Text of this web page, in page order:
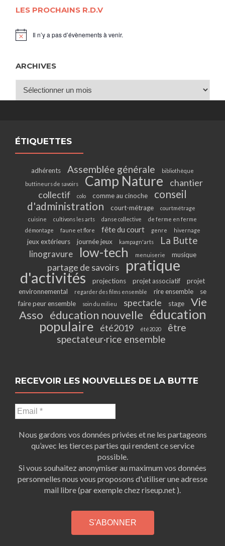
LES PROCHAINS R.D.V
Notice Il n’y a pas d’évènements à venir.
ARCHIVES
ÉTIQUETTES
adhérents Assemblée générale
bibliothèque
buttineurs de savoirs
Camp Nature
chantier
collectif
colo comme au cinoche
conseil
d'administration
court-métrage
courtmétrage
cuisine
cultivons les arts danse collective
de ferme en ferme
démontage
faune et flore fête du court genre hivernage
jeux extérieurs journée jeux kampagn'arts La Butte
linogravure low-tech menuiserie musique
partage de savoirs pratique
d'activités projections projet associatif
projet
environnemental
regarder des films ensemble rire ensemble
se
faire peur ensemble
soin du milieu spectacle stage
Vie
Asso éducation nouvelle éducation
populaire
été2019 été2020
être
spectateur·rice ensemble
RECEVOIR LES NOUVELLES DE LA BUTTE
Nous gardons vos données privées et ne les partageons
qu’avec les tierces parties qui rendent ce service
possible.
Si vous souhaitez anonymiser au maximum vos données
personnelles nous vous proposons d'utiliser une adresse
mail libre (par exemple chez riseup.net ).